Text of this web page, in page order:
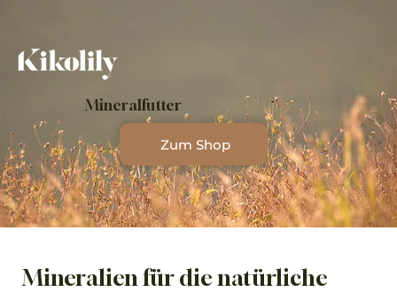
Mineralfutter
Zum Shop
Mineralien für die natürliche